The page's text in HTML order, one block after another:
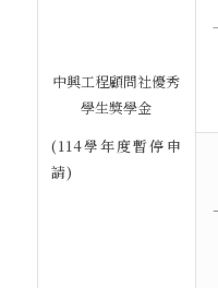
中興工程顧問社優秀
學生獎學金
(114學年度暫停申
請)